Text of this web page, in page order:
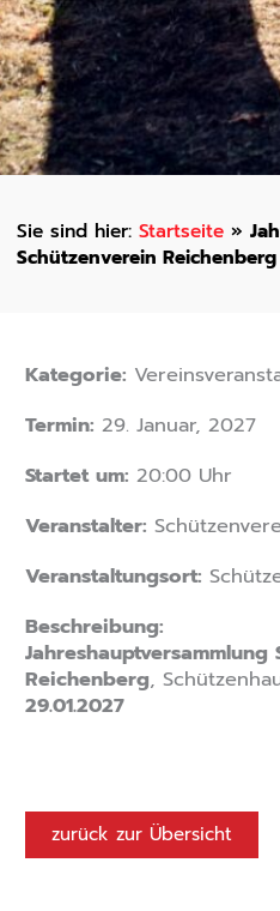
Startseite»
Schützenverein Reichenberg
Kategorie:
Termin: 29. Januar, 2027
Startet um: 20:00 Uhr
Veranstalter:
Veranstaltungsort:
Beschreibung:
Jahreshauptversammlung
Reichenberg,
29.01.2027
zurück zur Übersicht